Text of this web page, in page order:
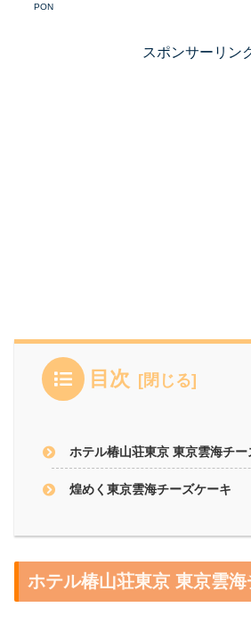
PON
スポンサーリン
目次
ホテル椿山荘東京 東京雲海チー
煌めく東京雲海チーズケーキ
ホテル椿山荘東京 東京雲